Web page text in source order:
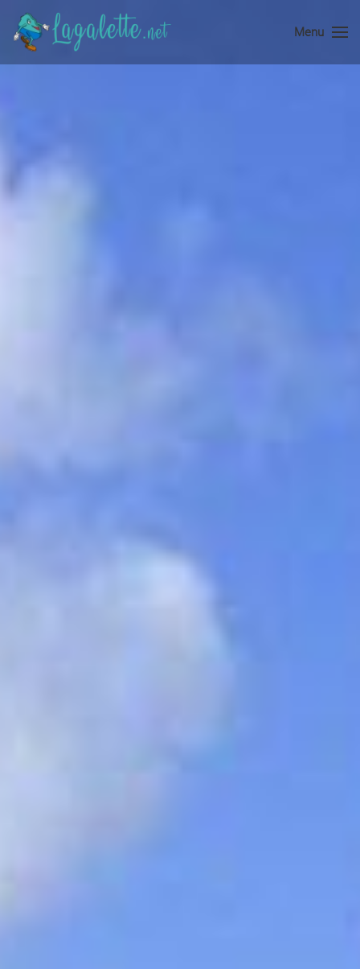
Accéder au contenu principal
Menu